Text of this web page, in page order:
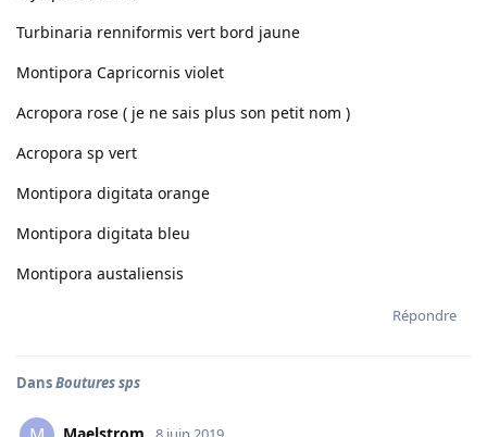
Turbinaria renniformis vert bord jaune
Montipora Capricornis violet
Acropora rose ( je ne sais plus son petit nom )
Acropora sp vert
Montipora digitata orange
Montipora digitata bleu
Montipora austaliensis
Répondre
DansBoutures sps